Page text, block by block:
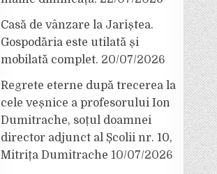
Casă de vânzare la Jariștea.
Gospodăria este utilată și
mobilată complet. 20/07/2026
Regrete eterne după trecerea la
cele veșnice a profesorului Ion
Dumitrache, soțul doamnei
director adjunct al Școlii nr. 10,
Mitrița Dumitrache 10/07/2026